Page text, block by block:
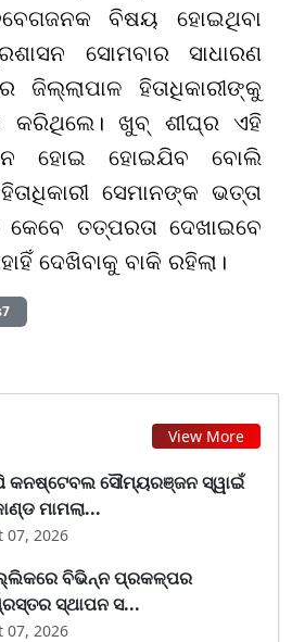
ବିଷୟ ହୋଇଥିବା
ସୋମବାର ସାଧାରଣ
ଜିଲ୍ଲାପାଳ ହିତାଧିକାରୀଙ୍କୁ
କରିଥିଲେ। ଖୁବ୍ ଶୀଘ୍ର ଏହି
ହୋଇ ହୋଇଯିବ ବୋଲି
ସେମାନଙ୍କ ଭତ୍ତା
ତତ୍ପରତା ଦେଖାଇବେ
ଦେଖିବାକୁ ବାକି ରହିଲା।
View More
କନଷ୍ଟେବଲ ସୌମ୍ୟରଞ୍ଜନ ସ୍ୱାଇଁ
ମାମଲା...
07, 2026
ବିଭିନ୍ନ ପ୍ରକଳ୍ପର
ସ୍ଥାପନ ସ...
07, 2026